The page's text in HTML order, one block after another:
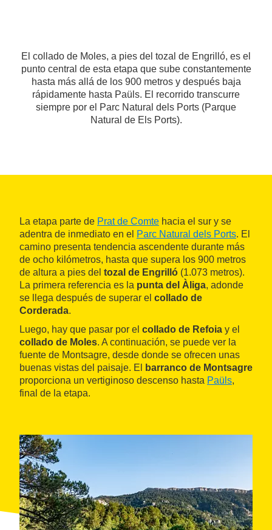
El collado de Moles, a pies del tozal de Engrilló, es el
punto central de esta etapa que sube constantemente
hasta más allá de los 900 metros y después baja
rápidamente hasta Paüls. El recorrido transcurre
siempre por el Parc Natural dels Ports (Parque
Natural de Els Ports).
La etapa parte de Prat de Comte hacia el sur y se
adentra de inmediato en el Parc Natural dels Ports. El
camino presenta tendencia ascendente durante más
de ocho kilómetros, hasta que supera los 900 metros
de altura a pies del tozal de Engrilló (1.073 metros).
La primera referencia es la punta del Àliga, adonde
se llega después de superar el collado de
Corderada.
Luego, hay que pasar por el collado de Refoia y el
collado de Moles. A continuación, se puede ver la
fuente de Montsagre, desde donde se ofrecen unas
buenas vistas del paisaje. El
barranco de Montsagre
proporciona un vertiginoso descenso hasta Paüls,
final de la etapa.